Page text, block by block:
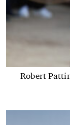
Robert